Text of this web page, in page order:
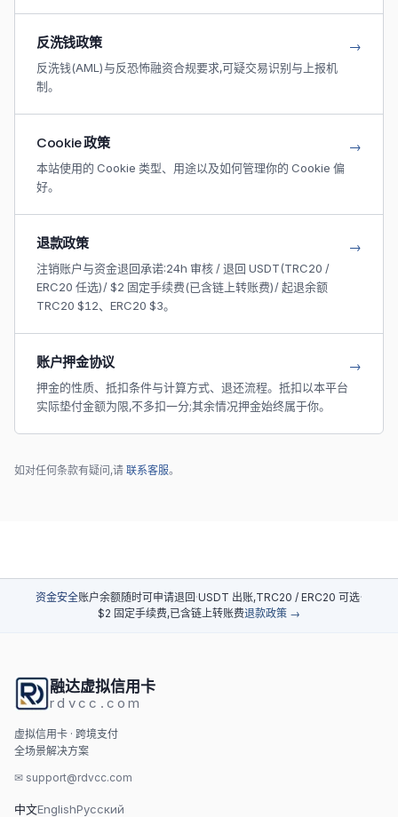
反洗钱政策
反洗钱(AML)与反恐怖融资合规要求,可疑交易识别与上报机
制。
→
Cookie 政策
本站使用的 Cookie 类型、用途以及如何管理你的 Cookie 偏
好。
→
退款政策
注销账户与资金退回承诺:24h 审核 / 退回 USDT(TRC20 /
ERC20 任选)/ $2 固定手续费(已含链上转账费)/ 起退余额
TRC20 $12、ERC20 $3。
→
账户押金协议
押金的性质、抵扣条件与计算方式、退还流程。抵扣以本平台
实际垫付金额为限,不多扣一分;其余情况押金始终属于你。
→
如对任何条款有疑问,请 联系客服。
资金安全账户余额随时可申请退回 ·USDT 出账,TRC20 / ERC20 可选·
$2 固定手续费,已含链上转账费退款政策 →
融达虚拟信用卡
rdvcc.com
虚拟信用卡 · 跨境支付
全场景解决方案
✉ support@rdvcc.com
中文EnglishРусский